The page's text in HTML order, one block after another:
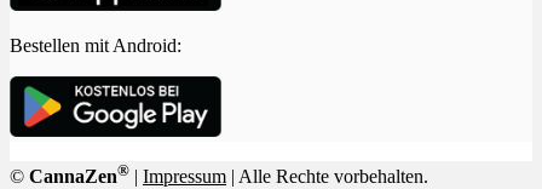
Bestellen mit Android:
© CannaZen® | Impressum | Alle Rechte vorbehalten.